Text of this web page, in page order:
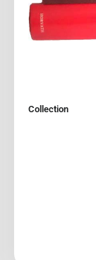
Collection